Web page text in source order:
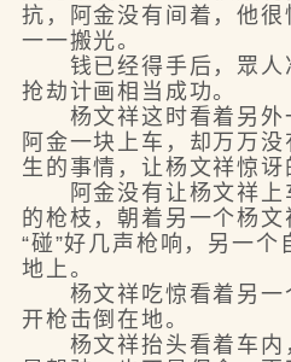
抗，阿金没有间着，他很
一一搬光。
钱已经得手后，眾人
抢劫计画相当成功。
杨文祥这时看着另外
阿金一块上车，却万万
生的事情，让杨文祥惊
阿金没有让杨文祥上
的枪枝，朝着另一个杨文
“碰”好几声枪响，另一个
地上。
杨文祥吃惊看着另一
开枪击倒在地。
杨文祥抬头看着车内